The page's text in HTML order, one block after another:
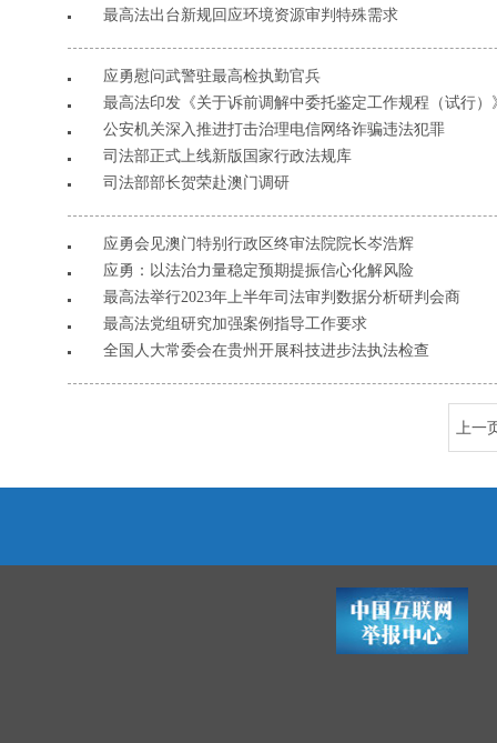
最高法出台新规回应环境资源审判特殊需求
应勇慰问武警驻最高检执勤官兵
最高法印发《关于诉前调解中委托鉴定工作规程（试行）
公安机关深入推进打击治理电信网络诈骗违法犯罪
司法部正式上线新版国家行政法规库
司法部部长贺荣赴澳门调研
应勇会见澳门特别行政区终审法院院长岑浩辉
应勇：以法治力量稳定预期提振信心化解风险
最高法举行2023年上半年司法审判数据分析研判会商
最高法党组研究加强案例指导工作要求
全国人大常委会在贵州开展科技进步法执法检查
上一